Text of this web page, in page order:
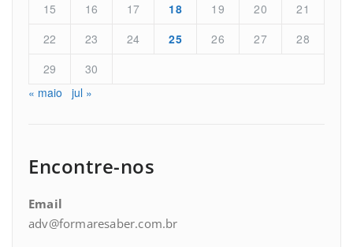
15
16 17 18 19 20
21
22
23 24 25 26 27
28
29
30
« maio
jul »
Encontre-nos
Email
adv@formaresaber.com.br